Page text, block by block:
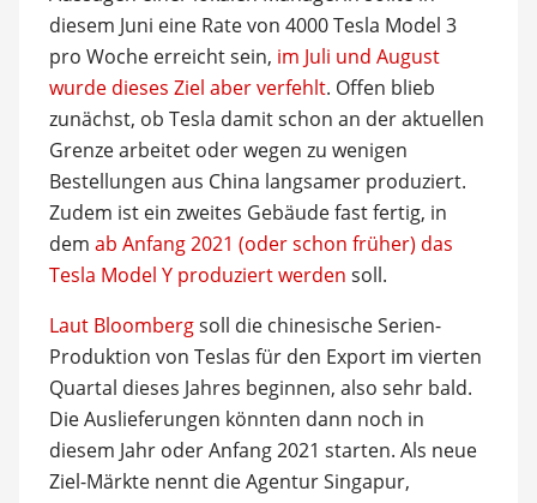
diesem Juni eine Rate von 4000 Tesla Model 3
pro Woche erreicht sein, im Juli und August
wurde dieses Ziel aber verfehlt. Offen blieb
zunächst, ob Tesla damit schon an der aktuellen
Grenze arbeitet oder wegen zu wenigen
Bestellungen aus China langsamer produziert.
Zudem ist ein zweites Gebäude fast fertig, in
dem ab Anfang 2021 (oder schon früher) das
Tesla Model Y produziert werden soll.
Laut Bloombergsoll die chinesische Serien-
Produktion von Teslas für den Export im vierten
Quartal dieses Jahres beginnen, also sehr bald.
Die Auslieferungen könnten dann noch in
diesem Jahr oder Anfang 2021 starten. Als neue
Ziel-Märkte nennt die Agentur Singapur,